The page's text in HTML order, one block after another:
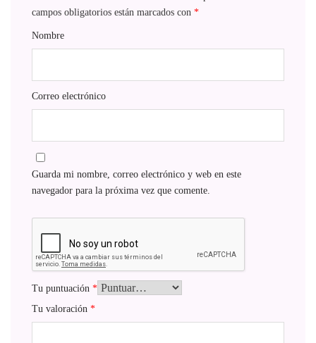
campos obligatorios están marcados con *
Nombre
Correo electrónico
Guarda mi nombre, correo electrónico y web en este
navegador para la próxima vez que comente.
Tu puntuación *
Tu valoración *